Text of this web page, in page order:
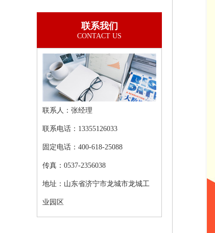
联系我们
CONTACT US
联系人：张经理
联系电话：13355126033
固定电话：400-618-25088
传真：0537-2356038
地址：山东省济宁市龙城市龙城工
业园区